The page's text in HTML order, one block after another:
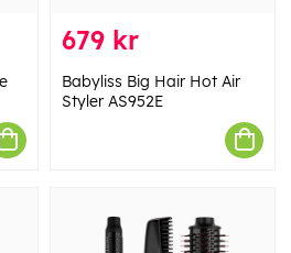
679 kr
Babyliss Big Hair Hot Air
Styler AS952E